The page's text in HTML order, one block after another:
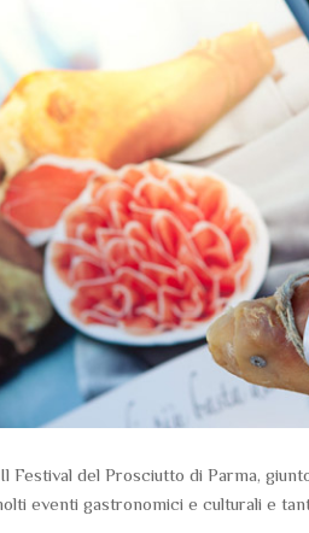
Il Festival del Prosciutto di Parma,
eventi gastronomici e culturali e